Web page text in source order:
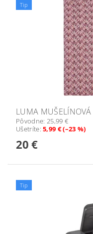
Tip
LUMA
Pôvodne: 25,99 €
Ušetríte:5,99 € (–23 %)
20 €
Tip